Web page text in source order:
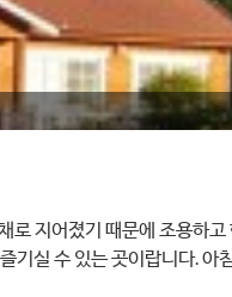
지어졌기 때문에 조용하
기실 수 있는 곳이랍니다.